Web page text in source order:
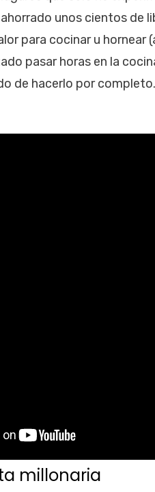
unos cientos de
para cocinar u hornear
pasar horas en la
de hacerlo por completo.
millonaria